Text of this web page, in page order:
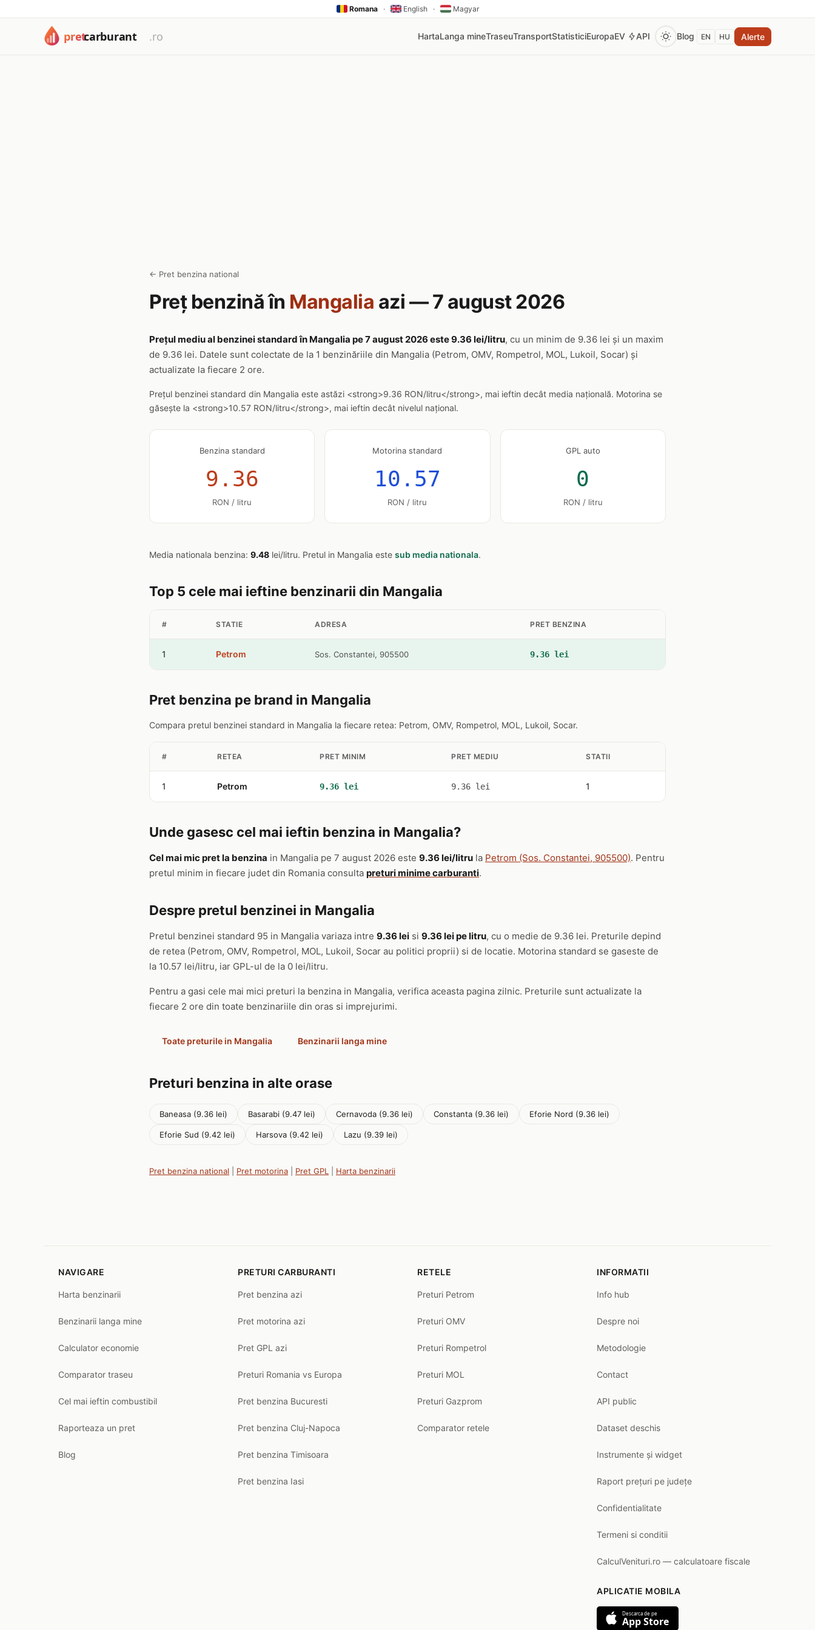
Romana · English · Magyar
HartaLanga mineTraseuTransportStatisticiEuropaEV API Blog EN HU Alerte
← Pret benzina national
Preț benzină în Mangalia azi — 7 august 2026
Prețul mediu al benzinei standard în Mangalia pe 7 august 2026 este 9.36 lei/litru, cu un minim de 9.36 lei și un maxim
de 9.36 lei. Datele sunt colectate de la 1 benzinăriile din Mangalia (Petrom, OMV, Rompetrol, MOL, Lukoil, Socar) și
actualizate la fiecare 2 ore.
Prețul benzinei standard din Mangalia este astăzi <strong>9.36 RON/litru</strong>, mai ieftin decât media națională. Motorina se
găsește la <strong>10.57 RON/litru</strong>, mai ieftin decât nivelul național.
Benzina standard
9.36
RON / litru
Motorina standard
10.57
RON / litru
GPL auto
0
RON / litru
Media nationala benzina: 9.48 lei/litru. Pretul in Mangalia este sub media nationala.
Top 5 cele mai ieftine benzinarii din Mangalia
# STATIE ADRESA PRET BENZINA
1 Petrom Sos. Constantei, 905500 9.36 lei
Pret benzina pe brand in Mangalia
Compara pretul benzinei standard in Mangalia la fiecare retea: Petrom, OMV, Rompetrol, MOL, Lukoil, Socar.
# RETEA PRET MINIM PRET MEDIU STATII
1 Petrom 9.36 lei 9.36 lei 1
Unde gasesc cel mai ieftin benzina in Mangalia?
Cel mai mic pret la benzina in Mangalia pe 7 august 2026 este 9.36 lei/litru la Petrom (Sos. Constantei, 905500). Pentru
pretul minim in fiecare judet din Romania consulta preturi minime carburanti.
Despre pretul benzinei in Mangalia
Pretul benzinei standard 95 in Mangalia variaza intre 9.36 lei si 9.36 lei pe litru, cu o medie de 9.36 lei. Preturile depind
de retea (Petrom, OMV, Rompetrol, MOL, Lukoil, Socar au politici proprii) si de locatie. Motorina standard se gaseste de
la 10.57 lei/litru, iar GPL-ul de la 0 lei/litru.
Pentru a gasi cele mai mici preturi la benzina in Mangalia, verifica aceasta pagina zilnic. Preturile sunt actualizate la
fiecare 2 ore din toate benzinariile din oras si imprejurimi.
Toate preturile in Mangalia Benzinarii langa mine
Preturi benzina in alte orase
Baneasa (9.36 lei) Basarabi (9.47 lei) Cernavoda (9.36 lei) Constanta (9.36 lei) Eforie Nord (9.36 lei)
Eforie Sud (9.42 lei) Harsova (9.42 lei) Lazu (9.39 lei)
Pret benzina national Pret motorina Pret GPL Harta benzinarii
NAVIGARE
Harta benzinarii
Benzinarii langa mine
Calculator economie
Comparator traseu
Cel mai ieftin combustibil
Raporteaza un pret
Blog
PRETURI CARBURANTI
Pret benzina azi
Pret motorina azi
Pret GPL azi
Preturi Romania vs Europa
Pret benzina Bucuresti
Pret benzina Cluj-Napoca
Pret benzina Timisoara
Pret benzina Iasi
RETELE
Preturi Petrom
Preturi OMV
Preturi Rompetrol
Preturi MOL
Preturi Gazprom
Comparator retele
INFORMATII
Info hub
Despre noi
Metodologie
Contact
API public
Dataset deschis
Instrumente și widget
Raport prețuri pe județe
Confidentialitate
Termeni si conditii
CalculVenituri.ro — calculatoare fiscale
APLICATIE MOBILA
Descarca de pe
App Store